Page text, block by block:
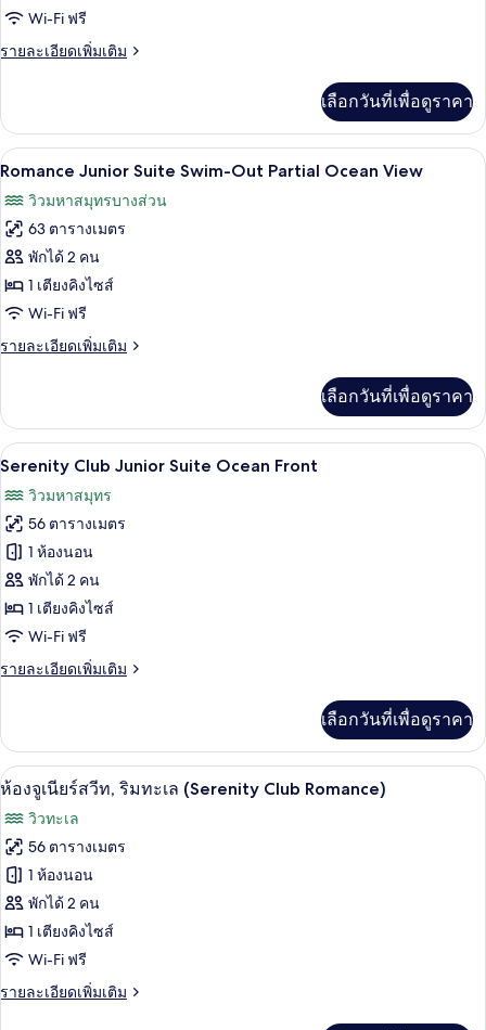
(Swim
out)
ไซส์
เตียง,
out)
Suite
Swim-
Out
View
Wi-Fi ฟรี
รายละเอียดเพิ่มเติม
ราย
เกี่ยว
กับ
Junior
Swim-
Out
Partial
Ocean
View
เลือกวันที่เพื่อดูราคา
เปิด
ภาพถ่าย
ทั้งหมด
ของ
Romance
Junior
Swim-
Ocean
View
เครื่องนอนระดับพรีเมียม, เตียงพร้อม
5
Romance Junior Suite Swim-Out Partial Ocean View
วิวมหาสมุทรบางส่วน
63 ตารางเมตร
พักได้ 2 คน
1 เตียงคิงไซส์
Wi-Fi ฟรี
รายละเอียดเพิ่มเติม
ราย
เกี่ยว
กับ
Romance
Suite
Swim-
Out
Partial
Ocean
View
เลือกวันที่เพื่อดูราคา
เปิด
ภาพถ่าย
ทั้งหมด
ของ
Serenity
Club
Junior
Ocean
เครื่องนอนระดับพรีเมียม, เตียงพร้อม
7
Serenity Club Junior Suite Ocean Front
วิวมหาสมุทร
56 ตารางเมตร
1 ห้องนอน
พักได้ 2 คน
1 เตียงคิงไซส์
Wi-Fi ฟรี
รายละเอียดเพิ่มเติม
ราย
เกี่ยว
กับ
Serenity
Junior
Suite
Ocean
Front
เลือกวันที่เพื่อดูราคา
เปิด
ภาพถ่าย
ทั้งหมด
ของ
ห้อง
จู
เนียร์
สวีท,
เครื่องนอนระดับพรีเมียม, เตียงพร้อม
7
ห้องจูเนียร์สวีท, ริมทะเล (Serenity Club Romance)
วิวทะเล
56 ตารางเมตร
1 ห้องนอน
พักได้ 2 คน
1 เตียงคิงไซส์
Wi-Fi ฟรี
รายละเอียดเพิ่มเติม
ราย